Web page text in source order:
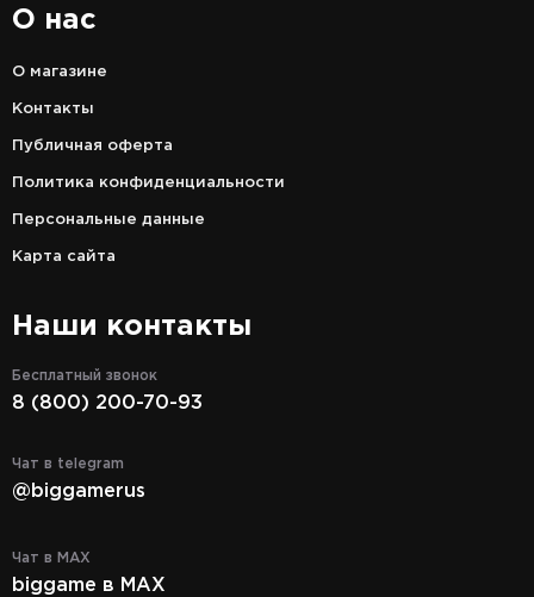
О нас
О магазине
Контакты
Публичная оферта
Политика конфиденциальности
Персональные данные
Карта сайта
Наши контакты
Бесплатный звонок
8 (800) 200-70-93
Чат в telegram
@biggamerus
Чат в MAX
biggame в MAX